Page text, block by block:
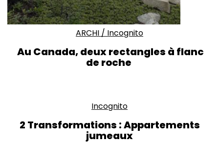
ARCHI / Incognito
Au Canada, deux rectangles à flanc
de roche
Incognito
2 Transformations : Appartements
jumeaux